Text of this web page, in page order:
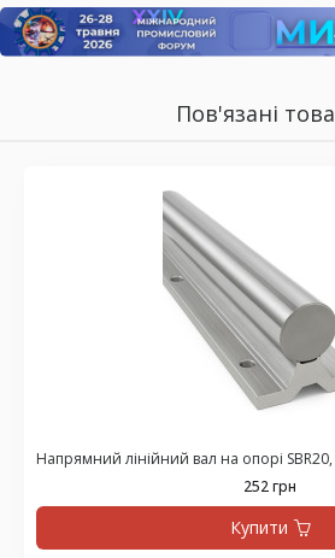
Пов'язані
Напрямний лінійний вал на опорі
252 грн
Купити